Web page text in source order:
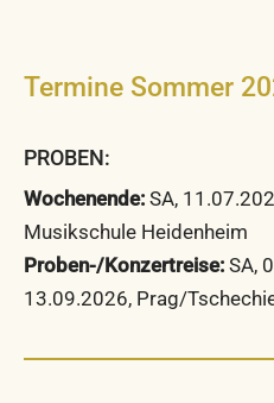
Termine Sommer
PROBEN:
Wochenende: SA,
Musikschule Heidenheim
Proben-/Konzertreise: SA,
13.09.2026, Prag/